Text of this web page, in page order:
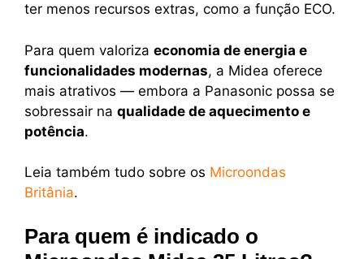
ter menos recursos extras, como a função ECO.
Para quem valoriza economia de energia e
funcionalidades modernas, a Midea oferece
mais atrativos — embora a Panasonic possa se
sobressair na qualidade de aquecimento e
potência.
Leia também tudo sobre os Microondas
Britânia.
Para quem é indicado o